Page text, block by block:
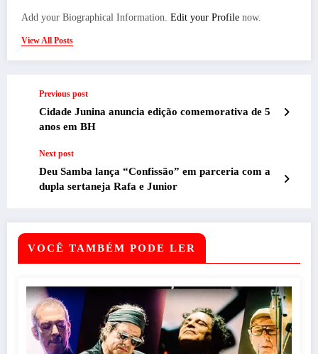
Add your Biographical Information. Edit your Profile now.
View All Posts
Previous post
Cidade Junina anuncia edição comemorativa de 5
anos em BH
Next post
Deu Samba lança “Confissão” em parceria com a
dupla sertaneja Rafa e Junior
VOCÊ TAMBÉM PODE LER